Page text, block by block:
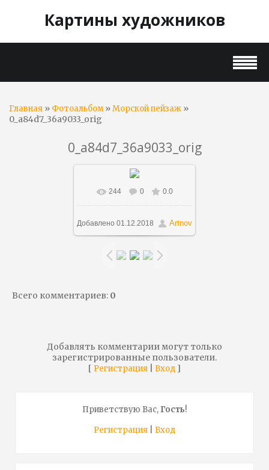
Картины художников
Главная » Фотоальбом»Морской пейзаж »
0_a84d7_36a9033_orig
0_a84d7_36a9033_orig
В реальном размере
900x441/ 221.0Kb
244 0 0.0
Добавлено 01.12.2018 Artnov
Всего комментариев: 0
Добавлять комментарии могут только
зарегистрированные пользователи.
[ Регистрация Вход ]
Приветствую Вас,Гость!
Регистрация
Вход